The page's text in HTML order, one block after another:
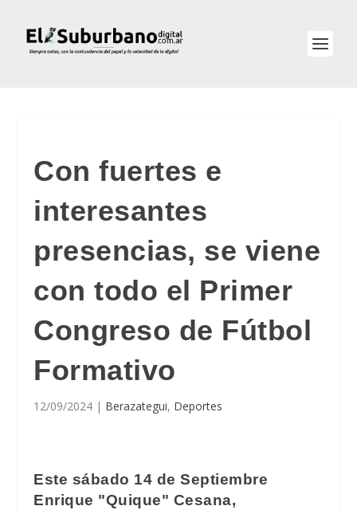
Con fuertes e
interesantes
presencias, se viene
con todo el Primer
Congreso de Fútbol
Formativo
12/09/2024 | Berazategui, Deportes
Este sábado 14 de Septiembre
Enrique "Quique" Cesana,